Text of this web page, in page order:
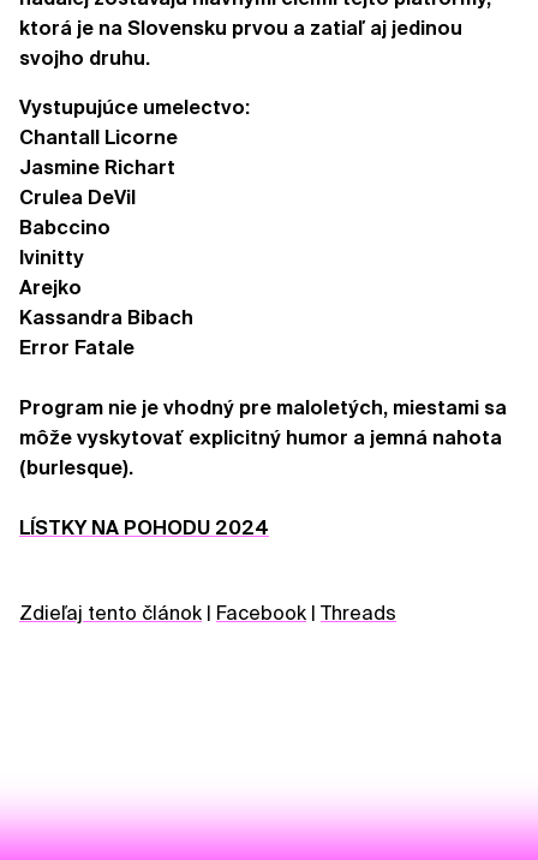
ktorá je na Slovensku prvou a zatiaľ aj jedinou
svojho druhu.
Vystupujúce umelectvo:
Chantall Licorne
Jasmine Richart
Crulea DeVil
Babccino
Ivinitty
Arejko
Kassandra Bibach
Error Fatale
Program nie je vhodný pre maloletých, miestami sa
môže vyskytovať explicitný humor a jemná nahota
(burlesque).
LÍSTKY NA POHODU 2024
Zdieľaj tento článok | Facebook | Threads